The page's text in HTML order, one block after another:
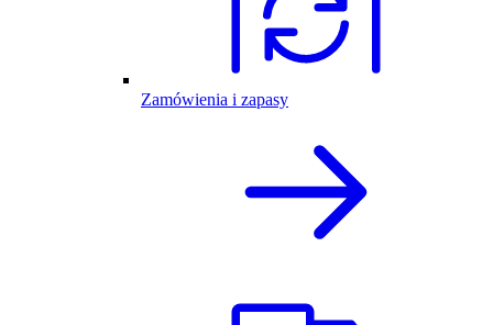
Zamówienia i zapasy